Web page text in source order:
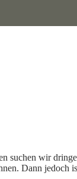
suchen wir
Dann jedoch